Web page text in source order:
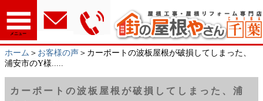
メニュー
ホーム ＞ お客様の声 ＞カーポートの波板屋根が破損してしまった、
浦安市のY様.....
カーポートの波板屋根が破損してしまった、浦